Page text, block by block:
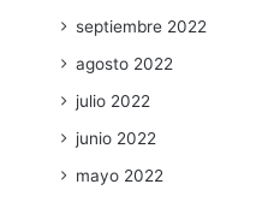
septiembre 2022
agosto 2022
julio 2022
junio 2022
mayo 2022